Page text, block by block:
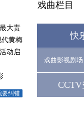
大责
黄梅
动启
要纠错
戏曲栏目
快
戏曲影视剧场